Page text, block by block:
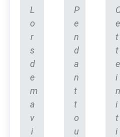
L
o
r
s
d
e
m
a
v
i
P
e
n
d
a
n
t
t
o
u
e
t
t
e
i
n
i
t
i